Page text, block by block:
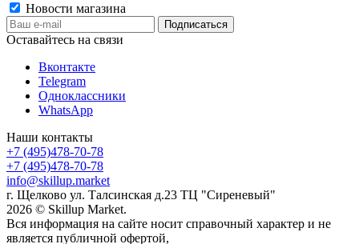
Новости магазина
Оставайтесь на связи
Вконтакте
Telegram
Одноклассники
WhatsApp
Наши контакты
+7 (495)478-70-78
+7 (495)478-70-78
info@skillup.market
г. Щелково ул. Талсинская д.23 ТЦ "Сиреневый"
2026 © Skillup Market.
Вся информация на сайте носит справочный характер и не
является публичной офертой,